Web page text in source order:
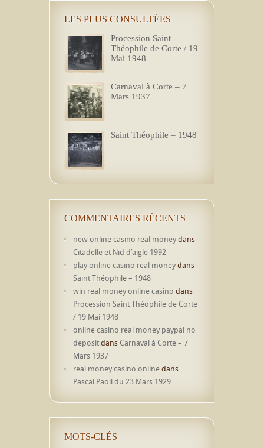
LES PLUS CONSULTÉES
Procession Saint
Théophile de Corte / 19
Mai 1948
Carnaval à Corte – 7
Mars 1937
Saint Théophile – 1948
COMMENTAIRES RÉCENTS
new online casino real moneydans
Citadelle et Nid d’aigle 1992
play online casino real moneydans
Saint Théophile – 1948
win real money online casino dans
Procession Saint Théophile de Corte
/ 19 Mai 1948
online casino real money paypal no
depositdans Carnaval à Corte – 7
Mars 1937
real money casino onlinedans
Pascal Paoli du 23 Mars 1929
MOTS-CLÉS